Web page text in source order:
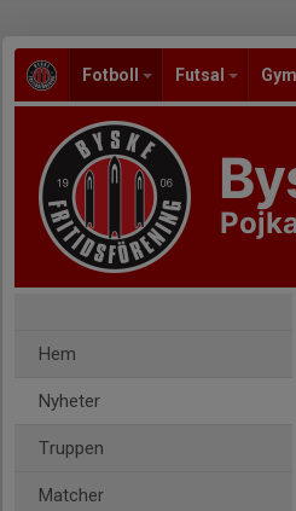
Fotboll Futsal
Hem
Nyheter
Truppen
Matcher